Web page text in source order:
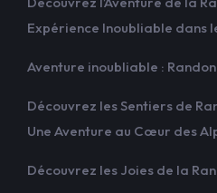
Expérience Inoubliable dans
Aventure inoubliable :
Découvrez les Sentiers de
Une Aventure au Cœur des
Découvrez les Joies de la